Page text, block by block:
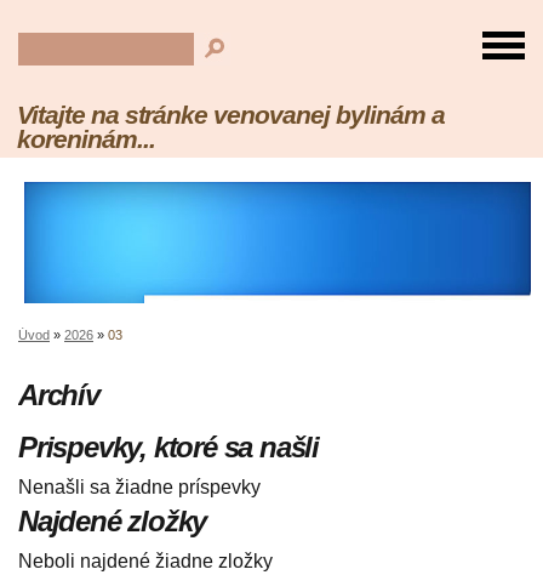
Vitajte na stránke venovanej bylinám a
koreninám...
Úvod » 2026 » 03
Archív
Prispevky, ktoré sa našli
Nenašli sa žiadne príspevky
Najdené zložky
Neboli najdené žiadne zložky